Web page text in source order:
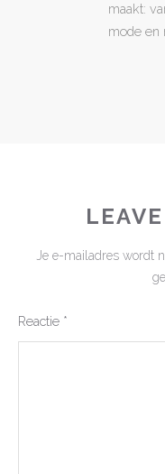
maakt:
mode en
Je e-mailadres wordt
Reactie *